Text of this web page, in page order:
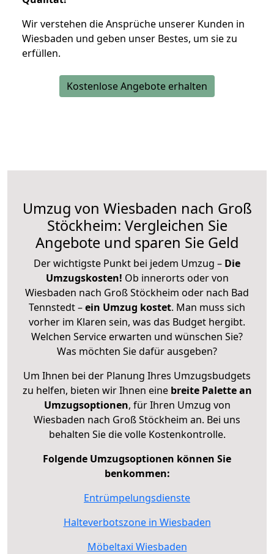
Wir verstehen die Ansprüche unserer Kunden in
Wiesbaden und geben unser Bestes, um sie zu
erfüllen.
Kostenlose Angebote erhalten
Umzug von Wiesbaden nach Groß
Stöckheim: Vergleichen Sie
Angebote und sparen Sie Geld
Der wichtigste Punkt bei jedem Umzug – Die
Umzugskosten! Ob innerorts oder von
Wiesbaden nach Groß Stöckheim oder nach Bad
Tennstedt –ein Umzug kostet. Man muss sich
vorher im Klaren sein, was das Budget hergibt.
Welchen Service erwarten und wünschen Sie?
Was möchten Sie dafür ausgeben?
Um Ihnen bei der Planung Ihres Umzugsbudgets
zu helfen, bieten wir Ihnen eine breite Palette an
Umzugsoptionen, für Ihren Umzug von
Wiesbaden nach Groß Stöckheim an. Bei uns
behalten Sie die volle Kostenkontrolle.
Folgende Umzugsoptionen können Sie
benkommen:
Entrümpelungsdienste
Halteverbotszone in Wiesbaden
Möbeltaxi Wiesbaden